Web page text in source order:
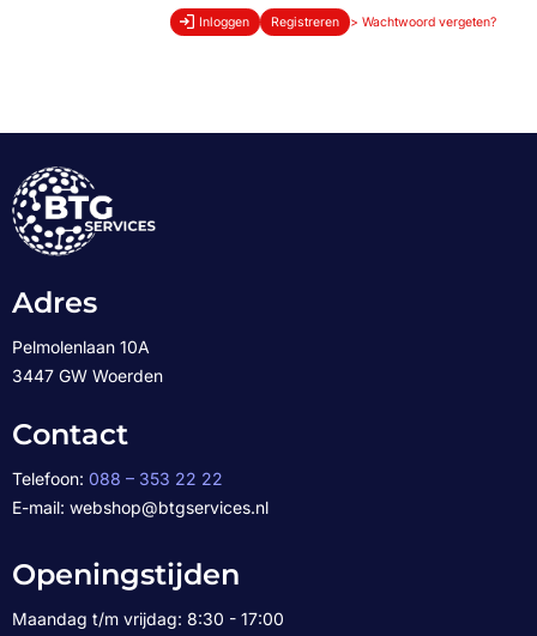
Inloggen Registreren > Wachtwoord vergeten?
Adres
Pelmolenlaan 10A
3447 GW Woerden
Contact
Telefoon: 088 – 353 22 22
E-mail: webshop@btgservices.nl
Openingstijden
Maandag t/m vrijdag: 8:30 - 17:00